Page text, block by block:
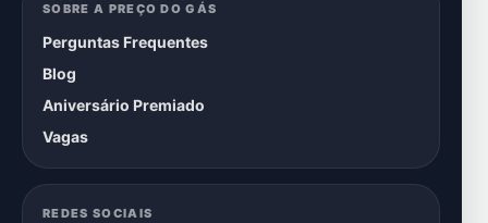
SOBRE A PREÇO DO GÁS
Perguntas Frequentes
Blog
Aniversário Premiado
Vagas
REDES SOCIAIS